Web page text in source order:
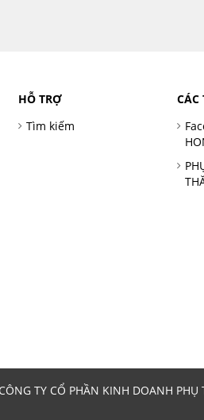
HỖ TRỢ
Tìm kiếm
CÁC
TY CỔ PHẦN KINH DOANH